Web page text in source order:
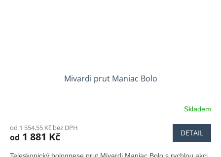
Mivardi prut Maniac Bolo
Skladem
od 1 554,55 Kč bez DPH
od 1 881 Kč DETAIL